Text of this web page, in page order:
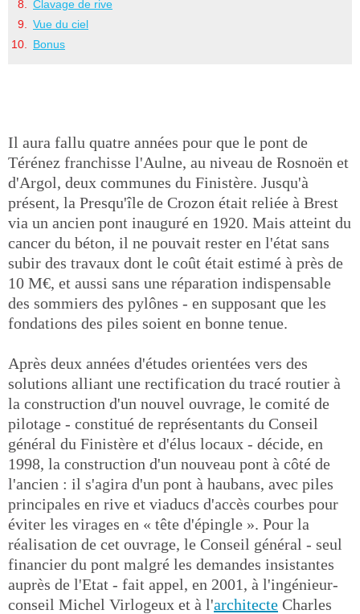
Clavage de rive
Vue du ciel
Bonus
Il aura fallu quatre années pour que le pont de
Térénez franchisse l'Aulne, au niveau de Rosnoën et
d'Argol, deux communes du Finistère. Jusqu'à
présent, la Presqu'île de Crozon était reliée à Brest
via un ancien pont inauguré en 1920. Mais atteint du
cancer du béton, il ne pouvait rester en l'état sans
subir des travaux dont le coût était estimé à près de
10 M€, et aussi sans une réparation indispensable
des sommiers des pylônes - en supposant que les
fondations des piles soient en bonne tenue.
Après deux années d'études orientées vers des
solutions alliant une rectification du tracé routier à
la construction d'un nouvel ouvrage, le comité de
pilotage - constitué de représentants du Conseil
général du Finistère et d'élus locaux - décide, en
1998, la construction d'un nouveau pont à côté de
l'ancien : il s'agira d'un pont à haubans, avec piles
principales en rive et viaducs d'accès courbes pour
éviter les virages en « tête d'épingle ». Pour la
réalisation de cet ouvrage, le Conseil général - seul
financier du pont malgré les demandes insistantes
auprès de l'Etat - fait appel, en 2001, à l'ingénieur-
conseil Michel Virlogeux et à l'architecte Charles